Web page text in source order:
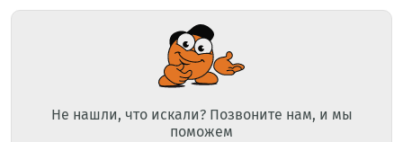
Не нашли, что искали? Позвоните нам, и мы
поможем